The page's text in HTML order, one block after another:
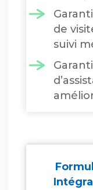
de
suivi